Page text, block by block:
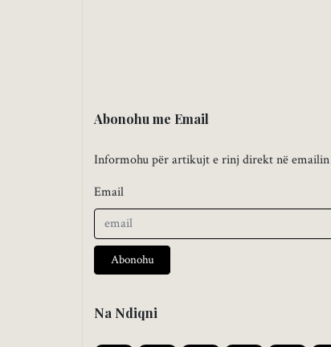
Abonohu me Email
Informohu për artikujt e rinj direkt në emailin
Email
Abonohu
Na Ndiqni